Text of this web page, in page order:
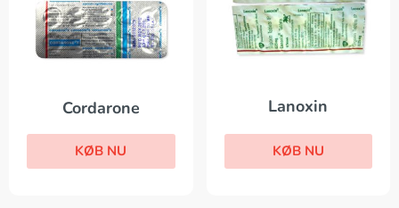
Cordarone
KØB NU
Lanoxin
KØB NU